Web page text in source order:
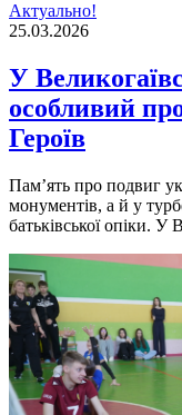
Актуально!
25.03.2026
У
особливий
Героїв
Пам’ять про подвиг
монументів, а й у
батьківської опіки. У